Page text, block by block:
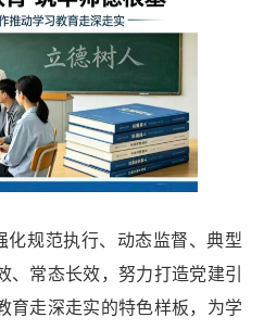
化规范执行、动态监督、典型
、常态长效，努力打造党建引
育走深走实的特色样板，为学